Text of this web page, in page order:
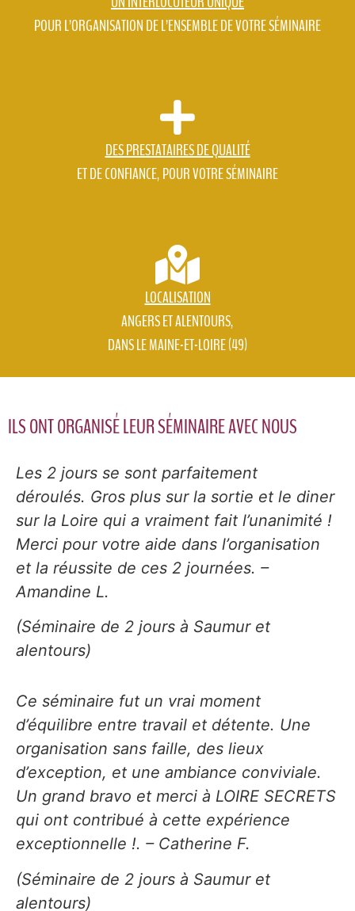
POUR L’ORGANISATION DE L’ENSEMBLE DE VOTRE SÉMINAIRE
DES PRESTATAIRES DE QUALITÉ
ET DE CONFIANCE, POUR VOTRE SÉMINAIRE
LOCALISATION
ANGERS ET ALENTOURS,
DANS LE MAINE-ET-LOIRE (49)
ILS ONT ORGANISÉ LEUR SÉMINAIRE AVEC NOUS
Les 2 jours se sont parfaitement
déroulés. Gros plus sur la sortie et le diner
sur la Loire qui a vraiment fait l’unanimité !
Merci pour votre aide dans l’organisation
et la réussite de ces 2 journées. –
Amandine L.
(Séminaire de 2 jours à Saumur et
alentours)
Ce séminaire fut un vrai moment
d’équilibre entre travail et détente. Une
organisation sans faille, des lieux
d’exception, et une ambiance conviviale.
Un grand bravo et merci à LOIRE SECRETS
qui ont contribué à cette expérience
exceptionnelle !. – Catherine F.
(Séminaire de 2 jours à Saumur et
alentours)